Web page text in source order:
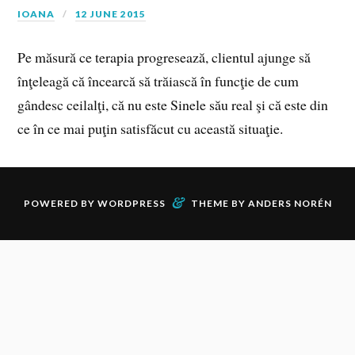
IOANA 12 JUNE 2015
Pe măsură ce terapia progresează, clientul ajunge să
înţeleagă că încearcă să trăiască în funcţie de cum
gândesc ceilalţi, că nu este Sinele său real şi că este din
ce în ce mai puţin satisfăcut cu această situaţie.
POWERED BY WORDPRESS & THEME BY ANDERS NORÉN